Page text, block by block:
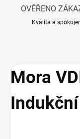
OVĚŘENO
Kvalita a
Mora